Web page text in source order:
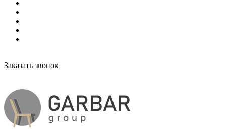
Заказать звонок